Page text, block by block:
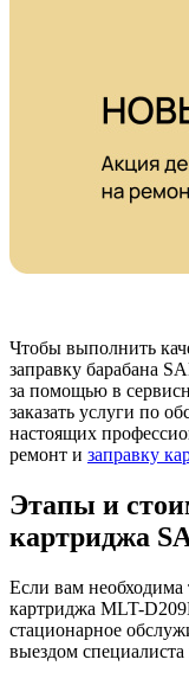
Чтобы выполнить
заправку барабана
за помощью в
заказать услуги по
настоящих
ремонт и заправку
Этапы и
картриджа
Если вам необходима
картриджа MLT-
стационарное
выездом